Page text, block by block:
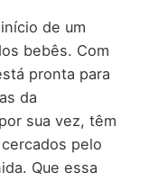
de um
bebês. Com
pronta para
da
sua vez, têm
pelo
Que essa